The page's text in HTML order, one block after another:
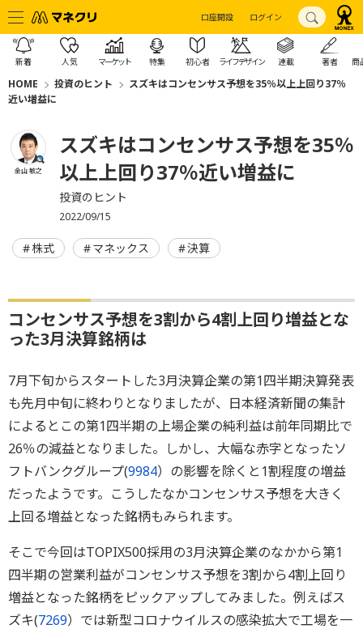
口座開設 ログイン
新着 人気 マーケット 特集 初心者 ライフデザイン 連載 著者 商
HOME 投資のヒント
スズキはコンセンサス予想を35％以上上回り37％
近い増益に
金山 敏之
スズキはコンセンサス予想を35％
以上上回り37％近い増益に
投資のヒント
2022/09/15
株式 マネックス 決算
コンセンサス予想を3割から4割上回り増益とな
った3月決算銘柄は
7月下旬からスタートした3月決算企業の第1四半期決算発表
も先月中旬に終わりとなりましたが、日本経済新聞の集計
によるとこの第1四半期の上場企業の純利益は前年同期比で
26％の減益となりました。しかし、大幅な赤字となったソ
フトバンクグループ(9984）の影響を除くと1割程度の増益
だったようです。こうしたなかコンセンサス予想を大きく
上回る増益となった銘柄もみられます。
そこで今回はTOPIX500採用の3月決算企業のなかから第1
四半期の営業利益がコンセンサス予想を3割から4割上回り
増益となった銘柄をピックアップしてみました。例えばス
ズキ(7269）では新型コロナウイルスの感染拡大で工場を一